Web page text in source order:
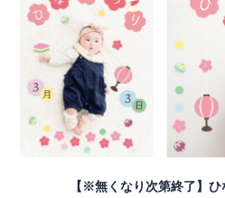
【※無くなり次第終了】